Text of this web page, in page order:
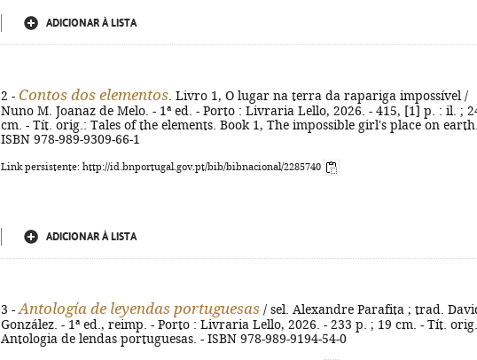
ADICIONAR À LISTA
2 - Contos dos elementos . Livro 1, O lugar na terra da rapariga impossível /
Nuno M. Joanaz de Melo. - 1ª ed. - Porto : Livraria Lello, 2026. - 415, [1] p. : il. ;
cm. - Tít. orig.: Tales of the elements. Book 1, The impossible girl's place on
ISBN 978-989-9309-66-1
Link persistente: http://id.bnportugal.gov.pt/bib/bibnacional/2285740
ADICIONAR À LISTA
3 - Antología de leyendas portuguesas / sel. Alexandre Parafita ; trad.
González. - 1ª ed., reimp. - Porto : Livraria Lello, 2026. - 233 p. ; 19 cm. - Tít.
Antologia de lendas portuguesas. - ISBN 978-989-9194-54-0